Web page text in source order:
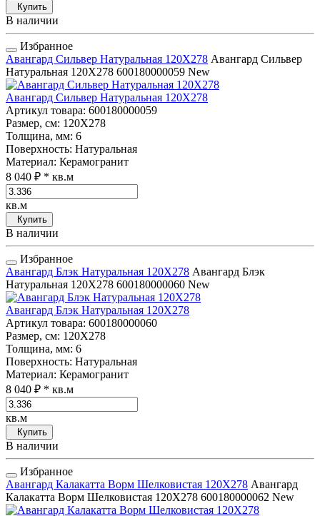
Купить
В наличии
Избранное
Авангард Сильвер Натуральная 120Х278 Авангард Сильвер
Натуральная 120Х278 600180000059 New
Авангард Сильвер Натуральная 120Х278
Артикул товара: 600180000059
Размер, см: 120Х278
Толщина, мм: 6
Поверхность: Натуральная
Материал: Керамогранит
8 040 ₽ * кв.м
кв.м
Купить
В наличии
Избранное
Авангард Блэк Натуральная 120Х278 Авангард Блэк
Натуральная 120Х278 600180000060 New
Авангард Блэк Натуральная 120Х278
Артикул товара: 600180000060
Размер, см: 120Х278
Толщина, мм: 6
Поверхность: Натуральная
Материал: Керамогранит
8 040 ₽ * кв.м
кв.м
Купить
В наличии
Избранное
Авангард Калакатта Ворм Шелковистая 120Х278 Авангард
Калакатта Ворм Шелковистая 120Х278 600180000062 New